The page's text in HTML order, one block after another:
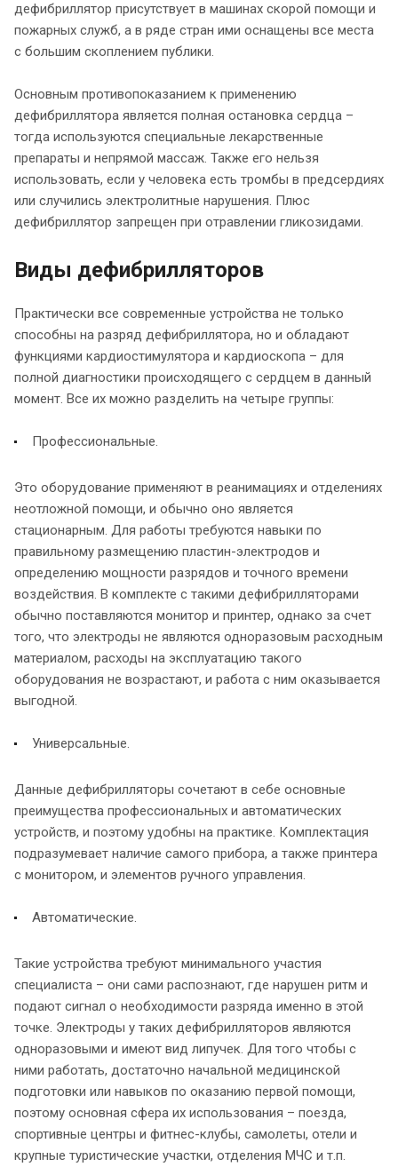
дефибриллятор присутствует в машинах скорой помощи и
пожарных служб, а в ряде стран ими оснащены все места
с большим скоплением публики.
Основным противопоказанием к применению
дефибриллятора является полная остановка сердца –
тогда используются специальные лекарственные
препараты и непрямой массаж. Также его нельзя
использовать, если у человека есть тромбы в предсердиях
или случились электролитные нарушения. Плюс
дефибриллятор запрещен при отравлении гликозидами.
Виды дефибрилляторов
Практически все современные устройства не только
способны на разряд дефибриллятора, но и обладают
функциями кардиостимулятора и кардиоскопа – для
полной диагностики происходящего с сердцем в данный
момент. Все их можно разделить на четыре группы:
Профессиональные.
Это оборудование применяют в реанимациях и отделениях
неотложной помощи, и обычно оно является
стационарным. Для работы требуются навыки по
правильному размещению пластин-электродов и
определению мощности разрядов и точного времени
воздействия. В комплекте с такими дефибрилляторами
обычно поставляются монитор и принтер, однако за счет
того, что электроды не являются одноразовым расходным
материалом, расходы на эксплуатацию такого
оборудования не возрастают, и работа с ним оказывается
выгодной.
Универсальные.
Данные дефибрилляторы сочетают в себе основные
преимущества профессиональных и автоматических
устройств, и поэтому удобны на практике. Комплектация
подразумевает наличие самого прибора, а также принтера
с монитором, и элементов ручного управления.
Автоматические.
Такие устройства требуют минимального участия
специалиста – они сами распознают, где нарушен ритм и
подают сигнал о необходимости разряда именно в этой
точке. Электроды у таких дефибрилляторов являются
одноразовыми и имеют вид липучек. Для того чтобы с
ними работать, достаточно начальной медицинской
подготовки или навыков по оказанию первой помощи,
поэтому основная сфера их использования – поезда,
спортивные центры и фитнес-клубы, самолеты, отели и
крупные туристические участки, отделения МЧС и т.п.